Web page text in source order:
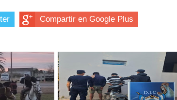
Compartir en Google Plus